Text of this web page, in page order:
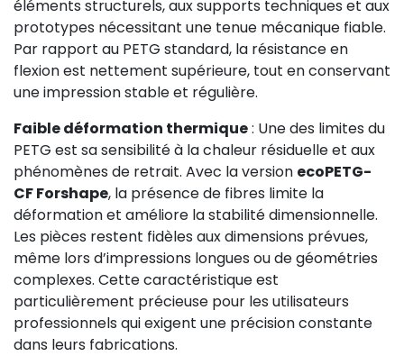
éléments structurels, aux supports techniques et aux
prototypes nécessitant une tenue mécanique fiable.
Par rapport au PETG standard, la résistance en
flexion est nettement supérieure, tout en conservant
une impression stable et régulière.
Faible déformation thermique: Une des limites du
PETG est sa sensibilité à la chaleur résiduelle et aux
phénomènes de retrait. Avec la version ecoPETG-
CF Forshape, la présence de fibres limite la
déformation et améliore la stabilité dimensionnelle.
Les pièces restent fidèles aux dimensions prévues,
même lors d’impressions longues ou de géométries
complexes. Cette caractéristique est
particulièrement précieuse pour les utilisateurs
professionnels qui exigent une précision constante
dans leurs fabrications.